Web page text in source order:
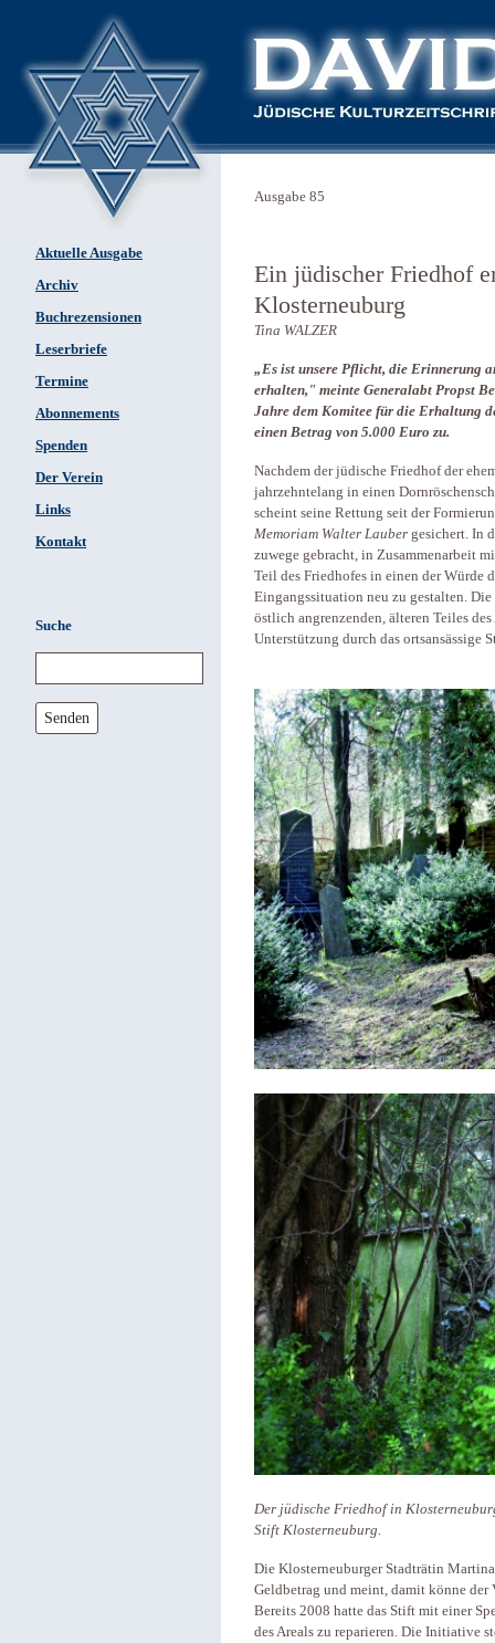
Aktuelle Ausgabe
Archiv
Buchrezensionen
Leserbriefe
Termine
Abonnements
Spenden
Der Verein
Links
Kontakt
Suche
Senden
Ausgabe 85
Ein jüdischer Friedhof
Klosterneuburg
Tina WALZER
„Es ist unsere Pflicht, die Erinnerung
erhalten," meinte Generalabt Propst
Jahre dem Komitee für die Erhaltung
einen Betrag von 5.000 Euro zu.
Nachdem der jüdische Friedhof der
jahrzehntelang in einen
scheint seine Rettung seit der
Memoriam Walter Lauber gesichert. In
zuwege gebracht, in Zusammenarbeit
Teil des Friedhofes in einen der Würde
Eingangssituation neu zu gestalten.
östlich angrenzenden, älteren Teiles
Unterstützung durch das ortsansässige
Der jüdische Friedhof in
Stift Klosterneuburg.
Die Klosterneuburger Stadträtin
Geldbetrag und meint, damit könne der
Bereits 2008 hatte das Stift mit einer
des Areals zu reparieren. Die Initiative